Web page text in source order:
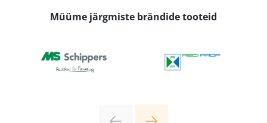
Müüme järgmiste brändide tooteid